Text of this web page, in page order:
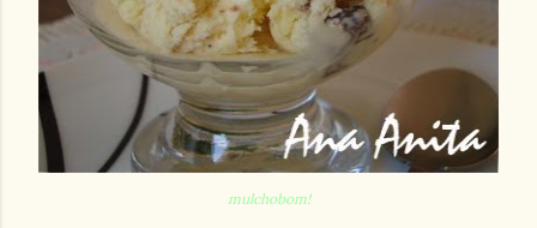
mulchobom!